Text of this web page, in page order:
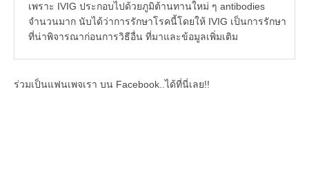
เพราะ IVIG ประกอบไปด้วยภูมิต้านทานใหม่ ๆ antibodies
จำนวนมาก นับได้ว่าการรักษาโรคนี้โดยให้ IVIG เป็นการรักษา
ที่น่าพิจารณาก่อนการวิธีอื่น ที่มาและข้อมูลเพิ่มเติม
ร่วมเป็นแฟนเพจเรา บน Facebook..ได้ที่นี่เลย!!